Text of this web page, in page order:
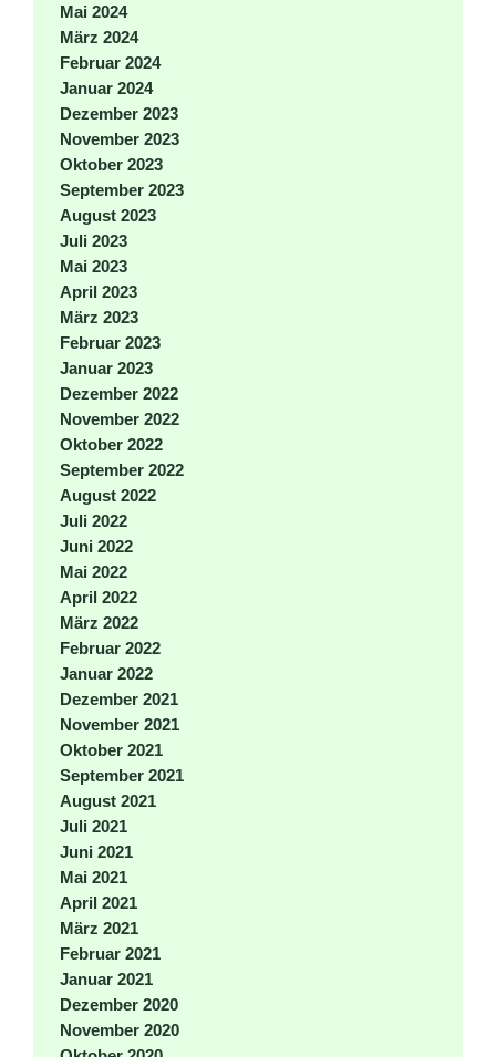
Mai 2024
März 2024
Februar 2024
Januar 2024
Dezember 2023
November 2023
Oktober 2023
September 2023
August 2023
Juli 2023
Mai 2023
April 2023
März 2023
Februar 2023
Januar 2023
Dezember 2022
November 2022
Oktober 2022
September 2022
August 2022
Juli 2022
Juni 2022
Mai 2022
April 2022
März 2022
Februar 2022
Januar 2022
Dezember 2021
November 2021
Oktober 2021
September 2021
August 2021
Juli 2021
Juni 2021
Mai 2021
April 2021
März 2021
Februar 2021
Januar 2021
Dezember 2020
November 2020